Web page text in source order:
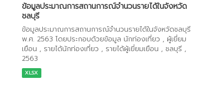
ข้อมูลประมาณการสถานการณ์จำนวนรายได้ในจังหวัด
ชลบุรี
ข้อมูลประมาณการสถานการณ์จำนวนรายได้ในจังหวัดชลบุรี
พ.ศ. 2563 โดยประกอบด้วยข้อมูล นักท่องเที่ยว , ผู้เยี่ยม
เยือน , รายได้นักท่องเที่ยว , รายได้ผู้เยี่ยมเยือน , ชลบุรี ,
2563
XLSX